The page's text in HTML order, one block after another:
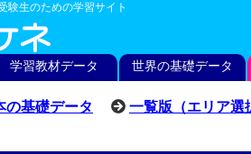
験生のための学習サイト
学習教材データ 世界の基礎データ
の基礎データ 一覧版（エリア選